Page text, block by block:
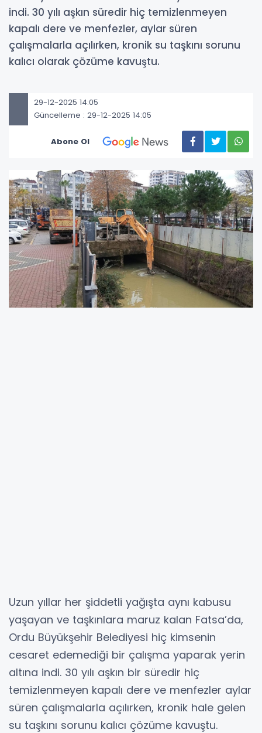
indi. 30 yılı aşkın süredir hiç temizlenmeyen
kapalı dere ve menfezler, aylar süren
çalışmalarla açılırken, kronik su taşkını sorunu
kalıcı olarak çözüme kavuştu.
29-12-2025 14:05
Güncelleme : 29-12-2025 14:05
Abone Ol
Uzun yıllar her şiddetli yağışta aynı kabusu
yaşayan ve taşkınlara maruz kalan Fatsa’da,
Ordu Büyükşehir Belediyesi hiç kimsenin
cesaret edemediği bir çalışma yaparak yerin
altına indi. 30 yılı aşkın bir süredir hiç
temizlenmeyen kapalı dere ve menfezler aylar
süren çalışmalarla açılırken, kronik hale gelen
su taşkını sorunu kalıcı çözüme kavuştu.